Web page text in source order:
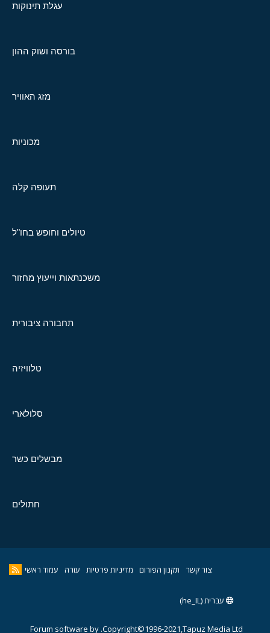
עגלת תינוקות
בורסה ושוק ההון
מזג האוויר
מכוניות
תעופה קלה
טיולים וחופש בחו"ל
משכנתאות וייעוץ מחזור
תחבורה ציבורית
טלוויזיה
סלולארי
מבשלים כשר
חתולים
צור קשר תקנון הפורום מדיניות פרטיות עזרה עמוד ראשי
עברית (he_IL)
Copyright©1996-2021,Tapuz Media Ltd.
Forum software by